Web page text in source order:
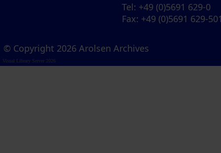
Tel: +49 (0)5691 629-0
Fax: +49 (0)5691 629-
© Copyright 2026 Arolsen Archives
Visual Library Server 2026